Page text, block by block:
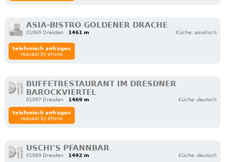
ASIA-BISTRO GOLDENER DRACHE
01069 Dresden 1461 m Küche: asiatisch
telefonisch anfragen
request by phone
BUFFETRESTAURANT IM DRESDNER
BAROCKVIERTEL
01097 Dresden 1469 m Küche: deutsch
telefonisch anfragen
request by phone
USCHI'S PFANNBAR
01069 Dresden 1492 m Küche: deutsch